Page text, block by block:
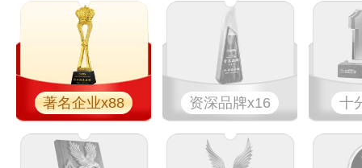
著名企业x88 资深品牌x16 十